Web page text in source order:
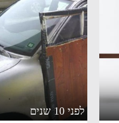
לפני 10 שנים